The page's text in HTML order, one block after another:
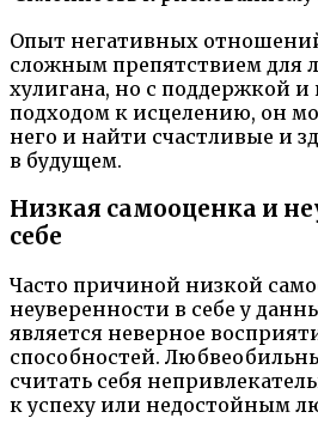
Опыт негативных
сложным препятствием для
хулигана, но с поддержкой
подходом к исцелению, он
него и найти счастливые и
в будущем.
Низкая самооценка и
себе
Часто причиной низкой
неуверенности в себе у
является неверное
способностей.
считать себя
к успеху или недостойным